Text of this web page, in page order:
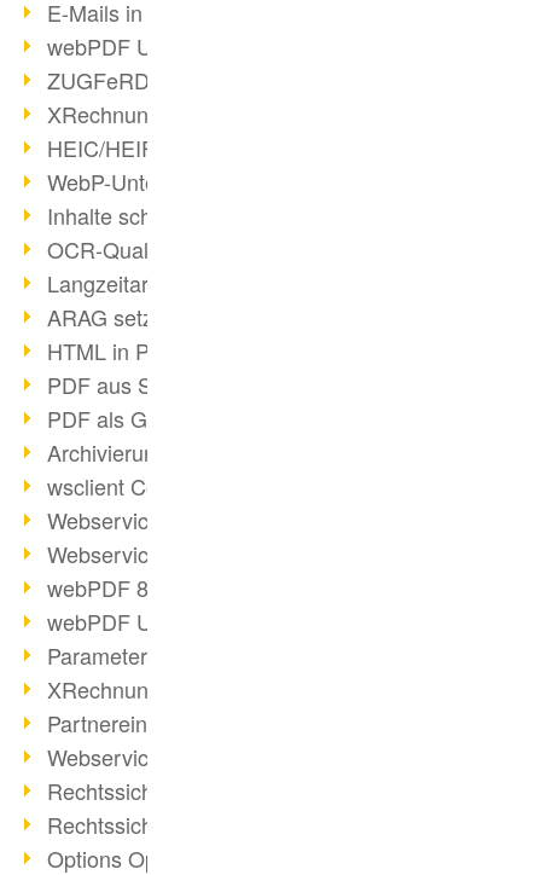
E-Mails in PDF
webPDF Update 8.0.0.2176
ZUGFeRD im Überblick
XRechnung Überblick
HEIC/HEIF-Unterstützung
WebP-Unterstützung
Inhalte schwärzen
OCR-Qualität verbessert
Langzeitarchivierung PDF
ARAG setzt auf webPDF
HTML in PDF umwandeln
PDF aus SAP
PDF als Grafik exportieren
Archivierung & Migration
wsclient Converter
Webservice Toolbox (3)
Webservice PDF/A
webPDF 8 Neuerungen (Teil 2)
webPDF Update 8.0.0.2058
Parameter-Umstellung
XRechnung bei deutschen Behörden
Partnereinsatz unserer Software
Webservice Beispiel: XMP-Metadaten
Rechtssichere Mail-Archivierung (2)
Rechtssichere Mail-Archivierung (1)
Options Operation